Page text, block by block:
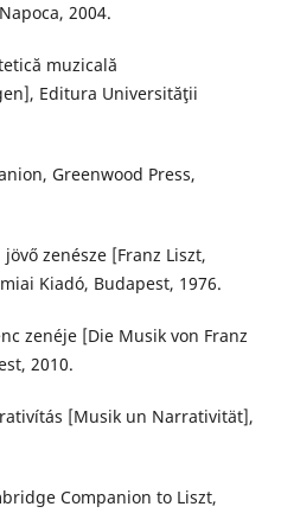
2004.
muzicală
Editura Universităţii
Greenwood Press,
zenésze [Franz Liszt,
Kiadó, Budapest, 1976.
zenéje [Die Musik von Franz
2010.
[Musik un Narrativität],
Companion to Liszt,